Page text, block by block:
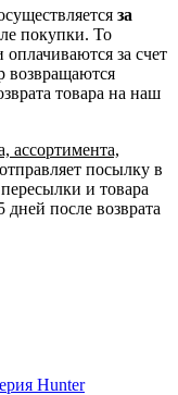
за
покупки. То
за счет
возвращаются
товара на наш
ассортимента,
посылку в
и товара
после возврата
Hunter